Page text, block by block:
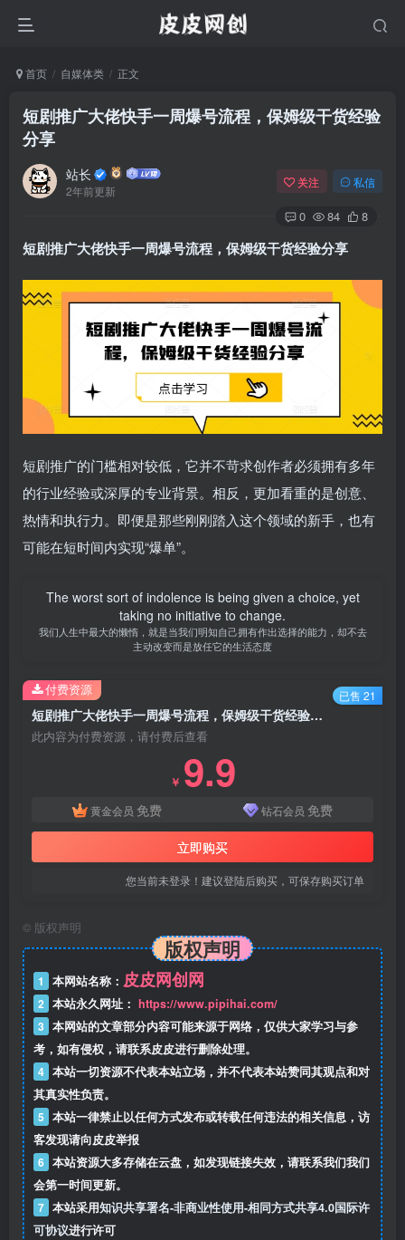
首页 自媒体类 正文
短剧推广大佬快手一周爆号流程，保姆级干货经验
分享
站长
2年前更新
关注 私信
0 84 8
短剧推广大佬快手一周爆号流程，保姆级干货经验分享
短剧推广的门槛相对较低，它并不苛求创作者必须拥有多年
的行业经验或深厚的专业背景。相反，更加看重的是创意、
热情和执行力。即便是那些刚刚踏入这个领域的新手，也有
可能在短时间内实现“爆单”。
The worst sort of indolence is being given a choice, yet
taking no initiative to change.
我们人生中最大的懒惰，就是当我们明知自己拥有作出选择的能力，却不去
主动改变而是放任它的生活态度
短剧推广大佬快手一周爆号流程，保姆级干货经验分享
此内容为付费资源，请付费后查看
￥ 9.9
黄金会员 免费 钻石会员 免费
立即购买
您当前未登录！建议登陆后购买，可保存购买订单
付费资源 已售 21
© 版权声明
版权声明
1 本网站名称： 皮皮网创网
2 本站永久网址： https://www.pipihai.com/
3 本网站的文章部分内容可能来源于网络，仅供大家学习与参
考，如有侵权，请联系皮皮进行删除处理。
4 本站一切资源不代表本站立场，并不代表本站赞同其观点和对
其真实性负责。
5 本站一律禁止以任何方式发布或转载任何违法的相关信息，访
客发现请向皮皮举报
6 本站资源大多存储在云盘，如发现链接失效，请联系我们我们
会第一时间更新。
7 本站采用知识共享署名-非商业性使用-相同方式共享4.0国际许
可协议进行许可